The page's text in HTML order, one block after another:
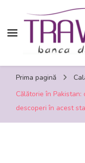
Prima pagină
Călătorie în
descoperi în acest